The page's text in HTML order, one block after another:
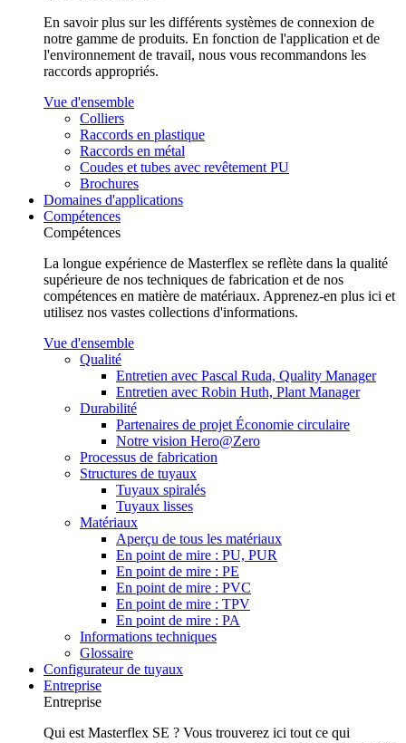
En savoir plus sur les différents systèmes de connexion de
notre gamme de produits. En fonction de l'application et de
l'environnement de travail, nous vous recommandons les
raccords appropriés.
Vue d'ensemble
Colliers
Raccords en plastique
Raccords en métal
Coudes et tubes avec revêtement PU
Brochures
Domaines d'applications
Compétences
Compétences
La longue expérience de Masterflex se reflète dans la qualité
supérieure de nos techniques de fabrication et de nos
compétences en matière de matériaux. Apprenez-en plus ici et
utilisez nos vastes collections d'informations.
Vue d'ensemble
Qualité
Entretien avec Pascal Ruda, Quality Manager
Entretien avec Robin Huth, Plant Manager
Durabilité
Partenaires de projet Économie circulaire
Notre vision Hero@Zero
Processus de fabrication
Structures de tuyaux
Tuyaux spiralés
Tuyaux lisses
Matériaux
Aperçu de tous les matériaux
En point de mire : PU, PUR
En point de mire : PE
En point de mire : PVC
En point de mire : TPV
En point de mire : PA
Informations techniques
Glossaire
Configurateur de tuyaux
Entreprise
Entreprise
Qui est Masterflex SE ? Vous trouverez ici tout ce qui